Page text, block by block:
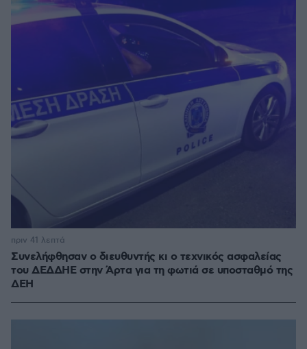
Συνελήφθησαν ο διευθυντής κι ο τεχνικός ασφαλείας
του ΔΕΔΔΗΕ στην Άρτα για τη φωτιά σε υποσταθμό της
ΔΕΗ
πριν 41 λεπτά